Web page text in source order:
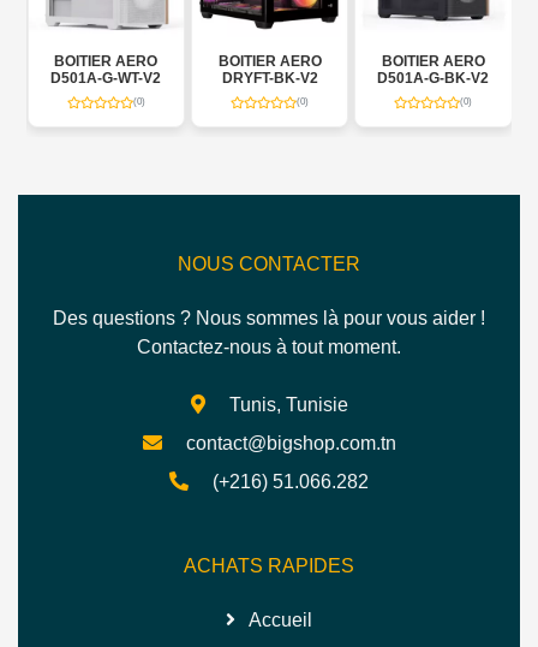
BOITIER AERO
D501A-G-WT-V2
(0)
BOITIER AERO
DRYFT-BK-V2
(0)
BOITIER AERO
D501A-G-BK-V2
(0)
NOUS CONTACTER
Des questions ? Nous sommes là pour vous aider !
Contactez-nous à tout moment.
Tunis, Tunisie
contact@bigshop.com.tn
(+216) 51.066.282
ACHATS RAPIDES
Accueil